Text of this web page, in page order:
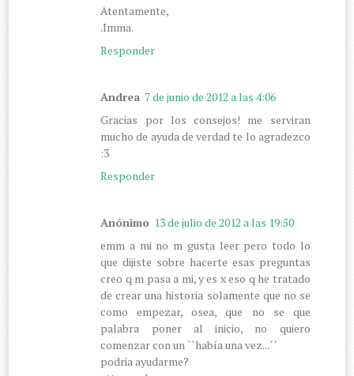
Atentamente,
.Imma.
Responder
Andrea 7 de junio de 2012 a las 4:06
Gracias por los consejos! me serviran
mucho de ayuda de verdad te lo agradezco
:3
Responder
Anónimo 13 de julio de 2012 a las 19:50
emm a mi no m gusta leer pero todo lo
que dijiste sobre hacerte esas preguntas
creo q m pasa a mi, y es x eso q he tratado
de crear una historia solamente que no se
como empezar, osea, que no se que
palabra poner al inicio, no quiero
comenzar con un ``había una vez...´´
podria ayudarme?